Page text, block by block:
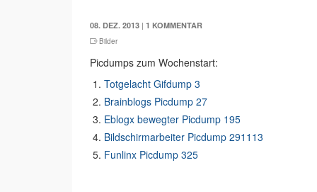
08. DEZ. 2013 | 1 KOMMENTAR
Bilder
Picdumps zum Wochenstart:
Totgelacht Gifdump 3
Brainblogs Picdump 27
Eblogx bewegter Picdump 195
Bildschirmarbeiter Picdump 291113
Funlinx Picdump 325